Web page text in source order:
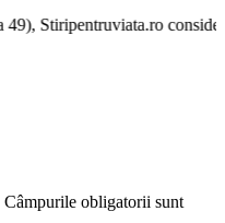
consideră că
Câmpurile obligatorii sunt